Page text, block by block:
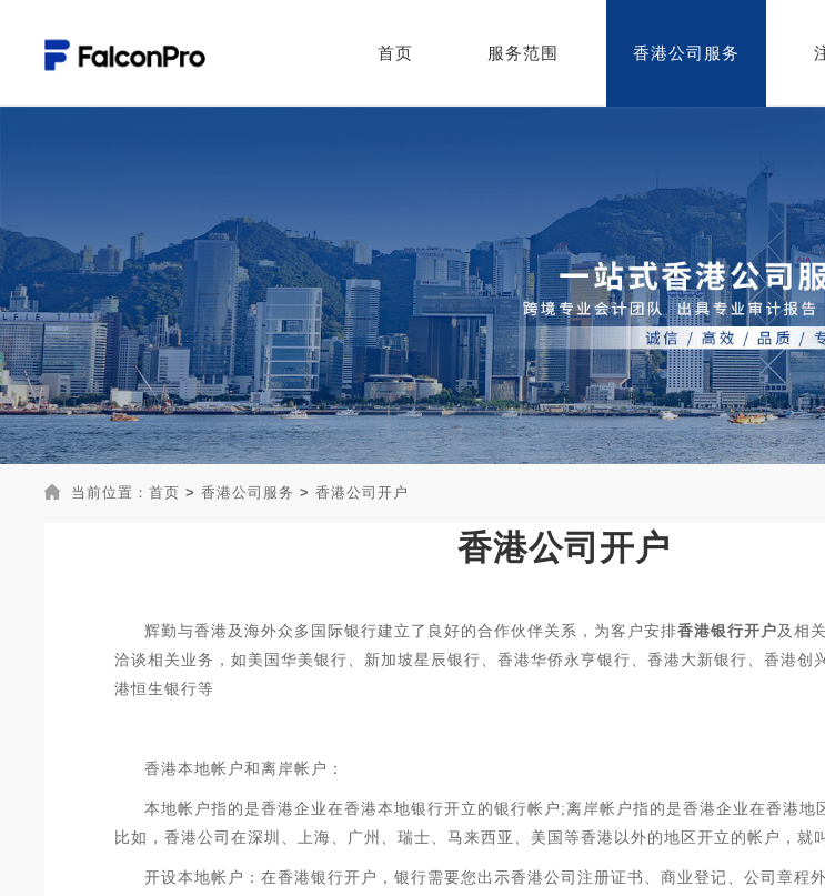
首页 服务范围 香港公司服务
当前位置： 首页 > 香港公司服务 > 香港公司开户
香港公司开户
辉勤与香港及海外众多国际银行建立了良好的合作伙伴关系，为客户安排香港银行开户及相
洽谈相关业务，如美国华美银行、新加坡星辰银行、香港华侨永亨银行、香港大新银行、香港创
港恒生银行等
香港本地帐户和离岸帐户：
本地帐户指的是香港企业在香港本地银行开立的银行帐户;离岸帐户指的是香港企业在香港地
比如，香港公司在深圳、上海、广州、瑞士、马来西亚、美国等香港以外的地区开立的帐户，就
开设本地帐户：在香港银行开户，银行需要您出示香港公司注册证书、商业登记、公司章程